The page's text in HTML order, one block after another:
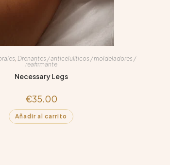
,Drenantes / anticelulíticos / moldeladores /
reafirmante
Necessary Legs
€35.00
Añadir al carrito